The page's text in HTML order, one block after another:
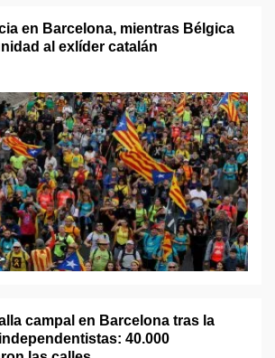
en Barcelona, mientras Bélgica
al exlíder catalán
campal en Barcelona tras la
40.000